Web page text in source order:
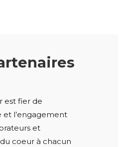
est fier de
et l’engagement
et
coeur à chacun